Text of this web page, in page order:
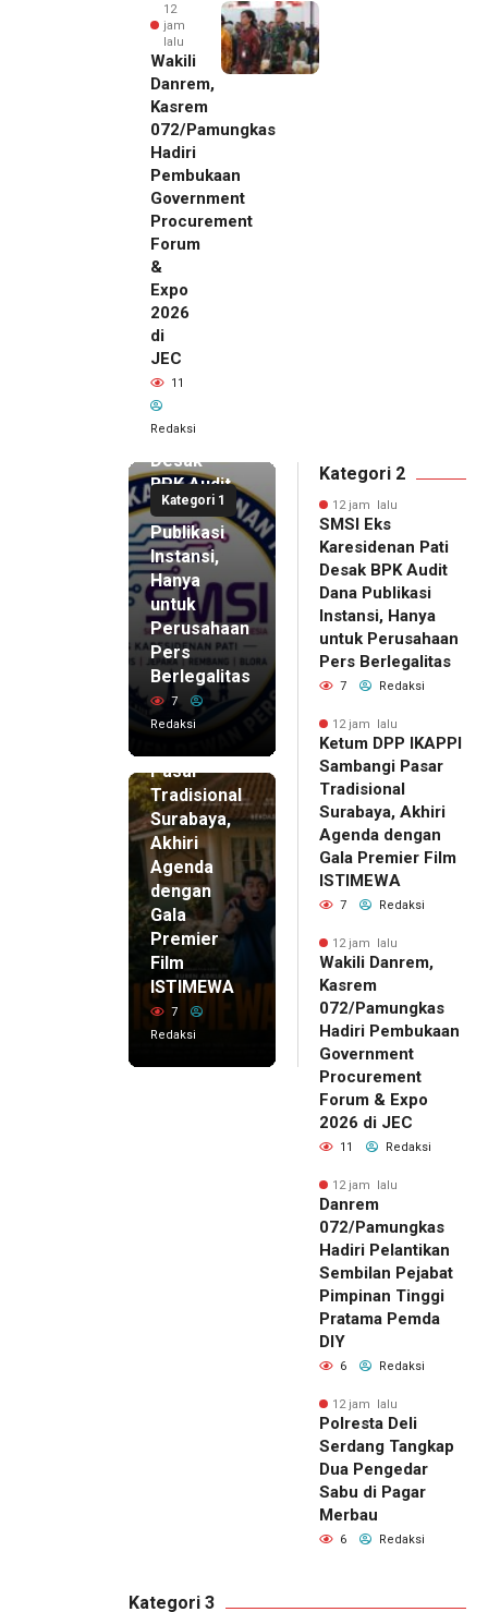
12
jam
lalu
Wakili
Danrem,
Kasrem
072/Pamungkas
Hadiri
Pembukaan
Government
Procurement
Forum
&
Expo
2026
di
JEC
11
Redaksi
Kategori 1
12 jam lalu
SMSI Eks
Karesidenan
Pati
Desak
BPK Audit
Dana
Publikasi
Instansi,
Hanya
untuk
Perusahaan
Pers
Berlegalitas
7
Redaksi
12 jam lalu
Ketum
DPP
IKAPPI
Pasar
Tradisional
Surabaya,
Akhiri
Agenda
dengan
Gala
Premier
Film
ISTIMEWA
7
Redaksi
Kategori 2
12 jam lalu
SMSI Eks
Karesidenan Pati
Desak BPK Audit
Dana Publikasi
Instansi, Hanya
untuk Perusahaan
Pers Berlegalitas
7 Redaksi
12 jam lalu
Ketum DPP IKAPPI
Sambangi Pasar
Tradisional
Surabaya, Akhiri
Agenda dengan
Gala Premier Film
ISTIMEWA
7 Redaksi
12 jam lalu
Wakili Danrem,
Kasrem
072/Pamungkas
Hadiri Pembukaan
Government
Procurement
Forum & Expo
2026 di JEC
11 Redaksi
12 jam lalu
Danrem
072/Pamungkas
Hadiri Pelantikan
Sembilan Pejabat
Pimpinan Tinggi
Pratama Pemda
DIY
6 Redaksi
12 jam lalu
Polresta Deli
Serdang Tangkap
Dua Pengedar
Sabu di Pagar
Merbau
6 Redaksi
Kategori 3